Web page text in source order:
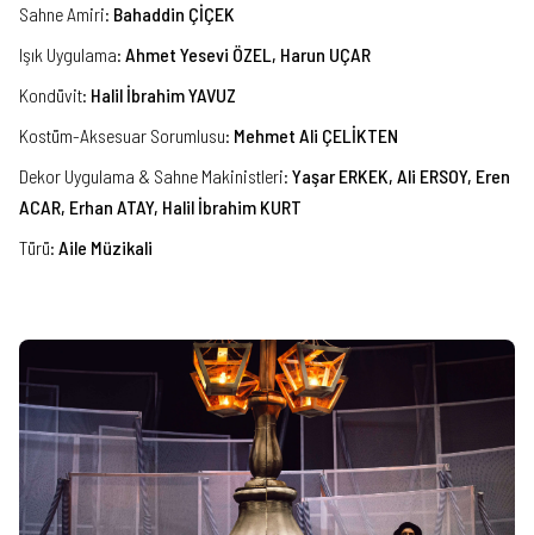
Sahne Amiri: Bahaddin ÇİÇEK
Işık Uygulama: Ahmet Yesevi ÖZEL, Harun UÇAR
Kondüvit: Halil İbrahim YAVUZ
Kostüm-Aksesuar Sorumlusu: Mehmet Ali ÇELİKTEN
Dekor Uygulama & Sahne Makinistleri: Yaşar ERKEK, Ali ERSOY, Eren
ACAR, Erhan ATAY, Halil İbrahim KURT
Türü: Aile Müzikali